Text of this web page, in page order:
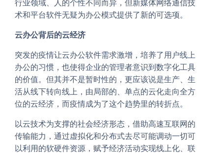
行业领域、人的个性不同而异，但新媒体网络通信技
术和平台软件无疑为办公模式提供了新的可选项。
云办公背后的云经济
突发的疫情让云办公软件需求激增，培养了用户线上
办公的习惯，也使得企业的管理者意识到数字化工具
的价值。但其并不是暂时性的，更应该说是生产、生
活从线下转向线上，由局部的、单点的云化走向全方
位的云经济，而疫情成为了这个趋势里的转折点。
以云技术为支撑的社会经济形态，借助高速互联网的
传输能力，通过虚拟化和分布式去尽可能调动一切可
以利用的软硬件资源，赋予经济活动实现线上化、联